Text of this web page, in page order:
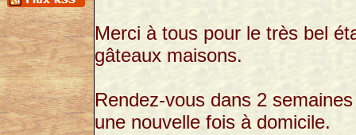
Merci à tous pour le très bel
gâteaux maisons.
Rendez-vous dans 2
une nouvelle fois à domicile.